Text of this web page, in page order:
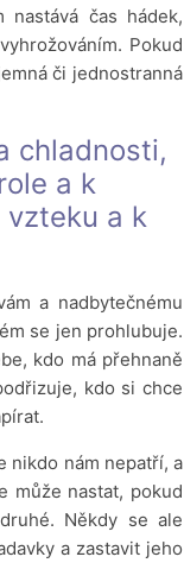
čas hádek,
Pokud
či jednostranná
chladnosti,
a k
a k
a nadbytečnému
se jen prohlubuje.
kdo má přehnaně
kdo si chce
nikdo nám nepatří, a
může nastat, pokud
Někdy se ale
a zastavit jeho